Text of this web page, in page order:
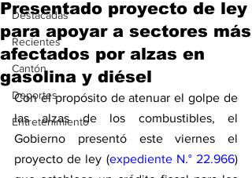
Destacadas
Recientes
Cantón
Deportes
Entretenimiento
Presentado proyecto de ley
para apoyar a sectores más
afectados por alzas en
gasolina y diésel
Con el propósito de atenuar el golpe de
las alzas de los combustibles, el
Gobierno presentó este viernes el
proyecto de ley (expediente N.° 22.966)